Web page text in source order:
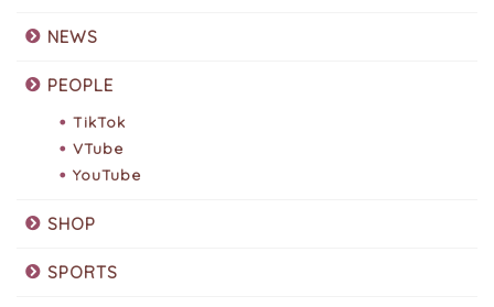
NEWS
PEOPLE
TikTok
VTube
YouTube
SHOP
SPORTS